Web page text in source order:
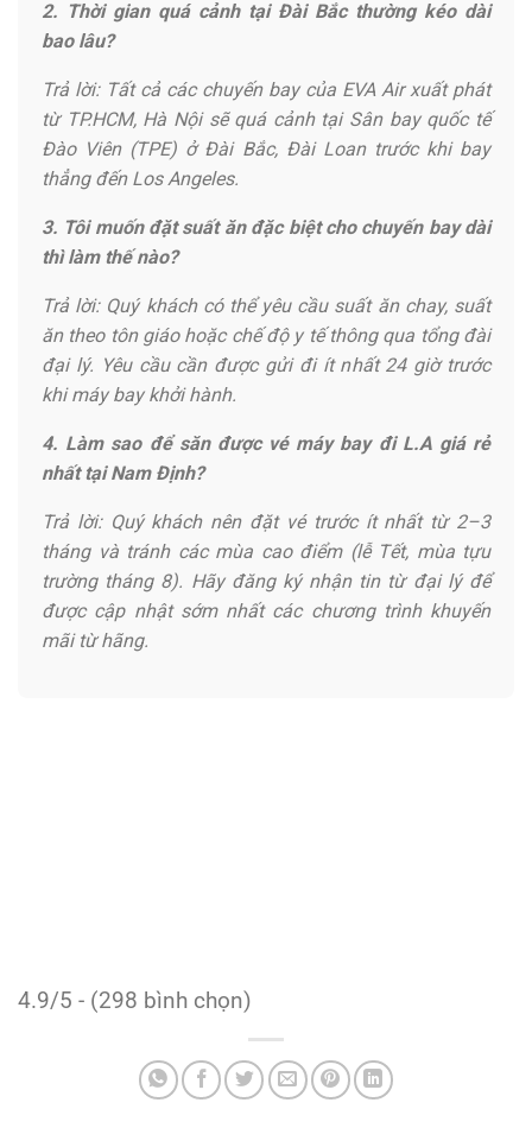
2. Thời gian quá cảnh tại Đài Bắc thường kéo dài
bao lâu?
Trả lời: Tất cả các chuyến bay của EVA Air xuất phát
từ TP.HCM, Hà Nội sẽ quá cảnh tại Sân bay quốc tế
Đào Viên (TPE) ở Đài Bắc, Đài Loan trước khi bay
thẳng đến Los Angeles.
3. Tôi muốn đặt suất ăn đặc biệt cho chuyến bay dài
thì làm thế nào?
Trả lời: Quý khách có thể yêu cầu suất ăn chay, suất
ăn theo tôn giáo hoặc chế độ y tế thông qua tổng đài
đại lý. Yêu cầu cần được gửi đi ít nhất 24 giờ trước
khi máy bay khởi hành.
4. Làm sao để săn được vé máy bay đi L.A giá rẻ
nhất tại Nam Định?
Trả lời: Quý khách nên đặt vé trước ít nhất từ 2–3
tháng và tránh các mùa cao điểm (lễ Tết, mùa tựu
trường tháng 8). Hãy đăng ký nhận tin từ đại lý để
được cập nhật sớm nhất các chương trình khuyến
mãi từ hãng.
4.9/5 - (298 bình chọn)